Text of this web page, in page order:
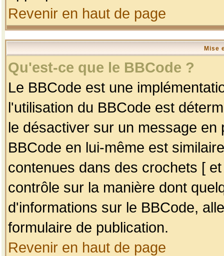
Revenir en haut de page
Mise
Qu'est-ce que le BBCode ?
Le BBCode est une
l'utilisation du BBCode est
le désactiver sur un message
BBCode en lui-même est
contenues dans des crochets [
contrôle sur la manière dont
d'informations sur le BBCode,
formulaire de publication.
Revenir en haut de page